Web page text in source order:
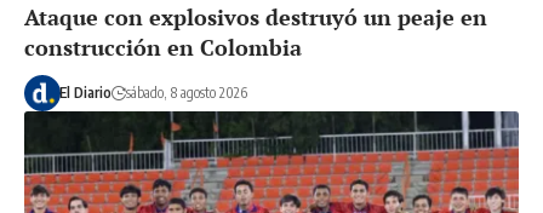
Ataque con explosivos destruyó un peaje en
construcción en Colombia
El Diario sábado, 8 agosto 2026